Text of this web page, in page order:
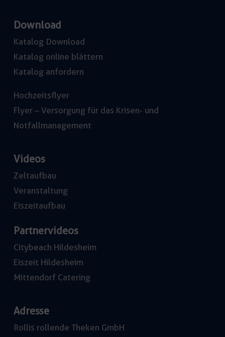
Download
Katalog Download
Katalog online blättern
Katalog anfordern
Hochzeitsflyer
Flyer – Versorgung für das Krisen- und
Notfallmanagement
Videos
Zeltaufbau
Veranstaltung
Eiszeitaufbau
Partnervideos
Citybeach Hildesheim
Eiszeit Hildesheim
Mittendorf Catering
Adresse
Rollis rollende Theken GmbH